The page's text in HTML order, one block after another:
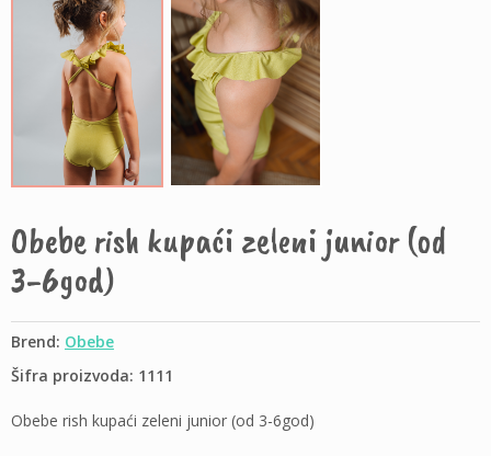
Obebe rish kupaći zeleni junior (od
3-6god)
Brend: Obebe
Šifra proizvoda: 1111
Obebe rish kupaći zeleni junior (od 3-6god)